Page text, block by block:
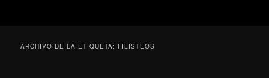
ARCHIVO DE LA ETIQUETA: FILISTEOS